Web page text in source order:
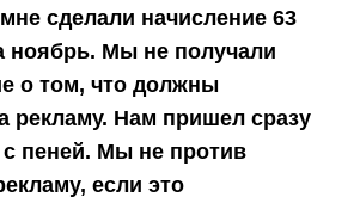
сделали начисление 63
ноябрь. Мы не получали
о том, что должны
рекламу. Нам пришел сразу
с пеней. Мы не против
если это